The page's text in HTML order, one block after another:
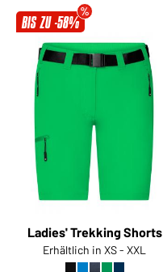
BIS ZU -58%
Ladies' Trekking Shorts
Erhältlich in XS - XXL